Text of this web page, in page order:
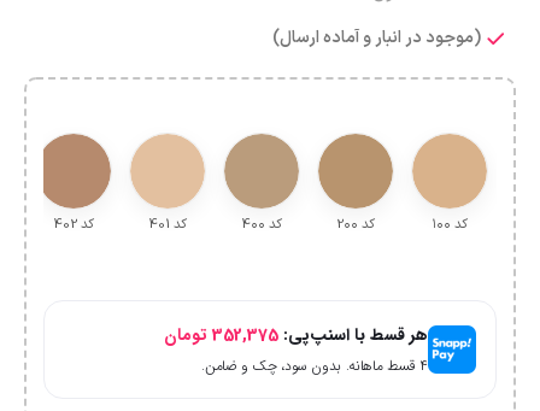
(موجود در انبار و آماده ارسال)
کد ۱۰۰ کد 2۰۰ کد 4۰۰ کد 401 کد 402
هر قسط با اسنپ‌پی: 352,375 تومان
۴ قسط ماهانه. بدون سود، چک و ضامن.